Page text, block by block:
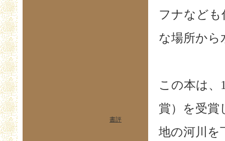
フナなども
な場所から
この本は、
賞）を受賞
地の河川を
書評